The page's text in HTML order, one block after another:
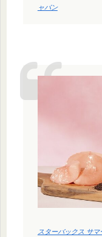
ャパン
スターバックス サマ